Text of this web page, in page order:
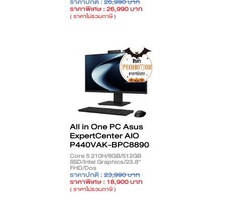
ราคาปกติ : 26,990 บาท
ราคาพิเศษ : 26,990 บาท
( ราคาไม่รวมภาษี )
All in One PC Asus
ExpertCenter AIO
P440VAK-BPC8890
Core 5 210H/8GB/512GB
SSD/Intel Graphics/23.8″
FHD/Dos
ราคาปกติ : 23,990 บาท
ราคาพิเศษ : 18,900 บาท
( ราคาไม่รวมภาษี )